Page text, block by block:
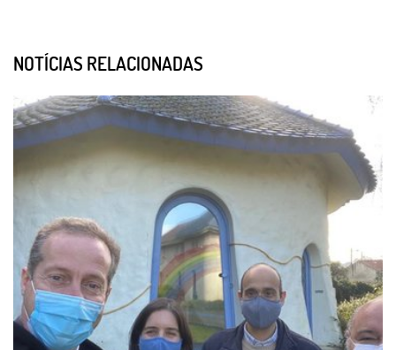
NOTÍCIAS RELACIONADAS